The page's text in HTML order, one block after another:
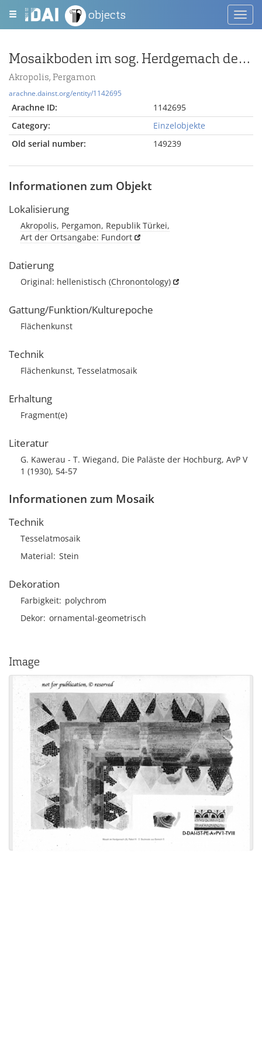
objects
Mosaikboden im sog. Herdgemach des Palastes IV
Akropolis, Pergamon
arachne.dainst.org/entity/1142695
Arachne ID:
1142695
Category:
Einzelobjekte
Old serial number:
149239
Informationen zum Objekt
Lokalisierung
Akropolis, Pergamon, Republik Türkei,
Art der Ortsangabe: Fundort
Datierung
Original: hellenistisch (Chronontology)
Gattung/Funktion/Kulturepoche
Flächenkunst
Technik
Flächenkunst, Tesselatmosaik
Erhaltung
Fragment(e)
Literatur
G. Kawerau - T. Wiegand, Die Paläste der Hochburg, AvP V
1 (1930), 54-57
Informationen zum Mosaik
Technik
Tesselatmosaik
Material Stein
Dekoration
Farbigkeit polychrom
Dekor ornamental-geometrisch
Image